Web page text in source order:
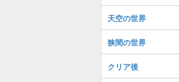
天空の世界
狭間の世界
クリア後